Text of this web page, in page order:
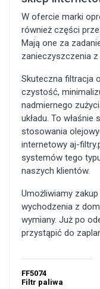
W ofercie marki
również części
Mają one za
zanieczyszczenia
Skuteczna filtracja
czystość,
nadmiernego
układu. To
stosowania
internetowy aj-
systemów tego
naszych klientów.
Umożliwiamy
wychodzenia z
wymiany. Już po
przystąpić do
FF5074
Filtr paliwa